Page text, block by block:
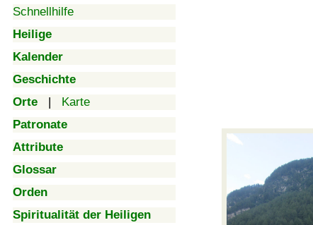
Schnellhilfe
Heilige
Kalender
Geschichte
Orte | Karte
Patronate
Attribute
Glossar
Orden
Spiritualität der Heiligen